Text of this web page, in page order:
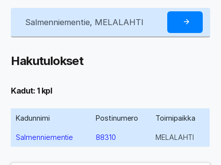
Hakutulokset
Kadut: 1 kpl
Kadunnimi Postinumero Toimipaikka
Salmenniementie 88310 MELALAHTI